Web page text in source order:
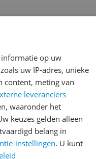
geschreven
bezit en wil je graag je
je review. Afhankelijk
tussen de 3 en 10
betere keuze te
de actievoorwaarden.
informatie op uw
uw IP-adres, unieke
content, meting van
leveranciers
waaronder het
keuzes gelden alleen
belang in
instellingen. U kunt